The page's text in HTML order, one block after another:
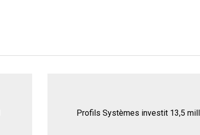
Profils Systèmes investit 13,5